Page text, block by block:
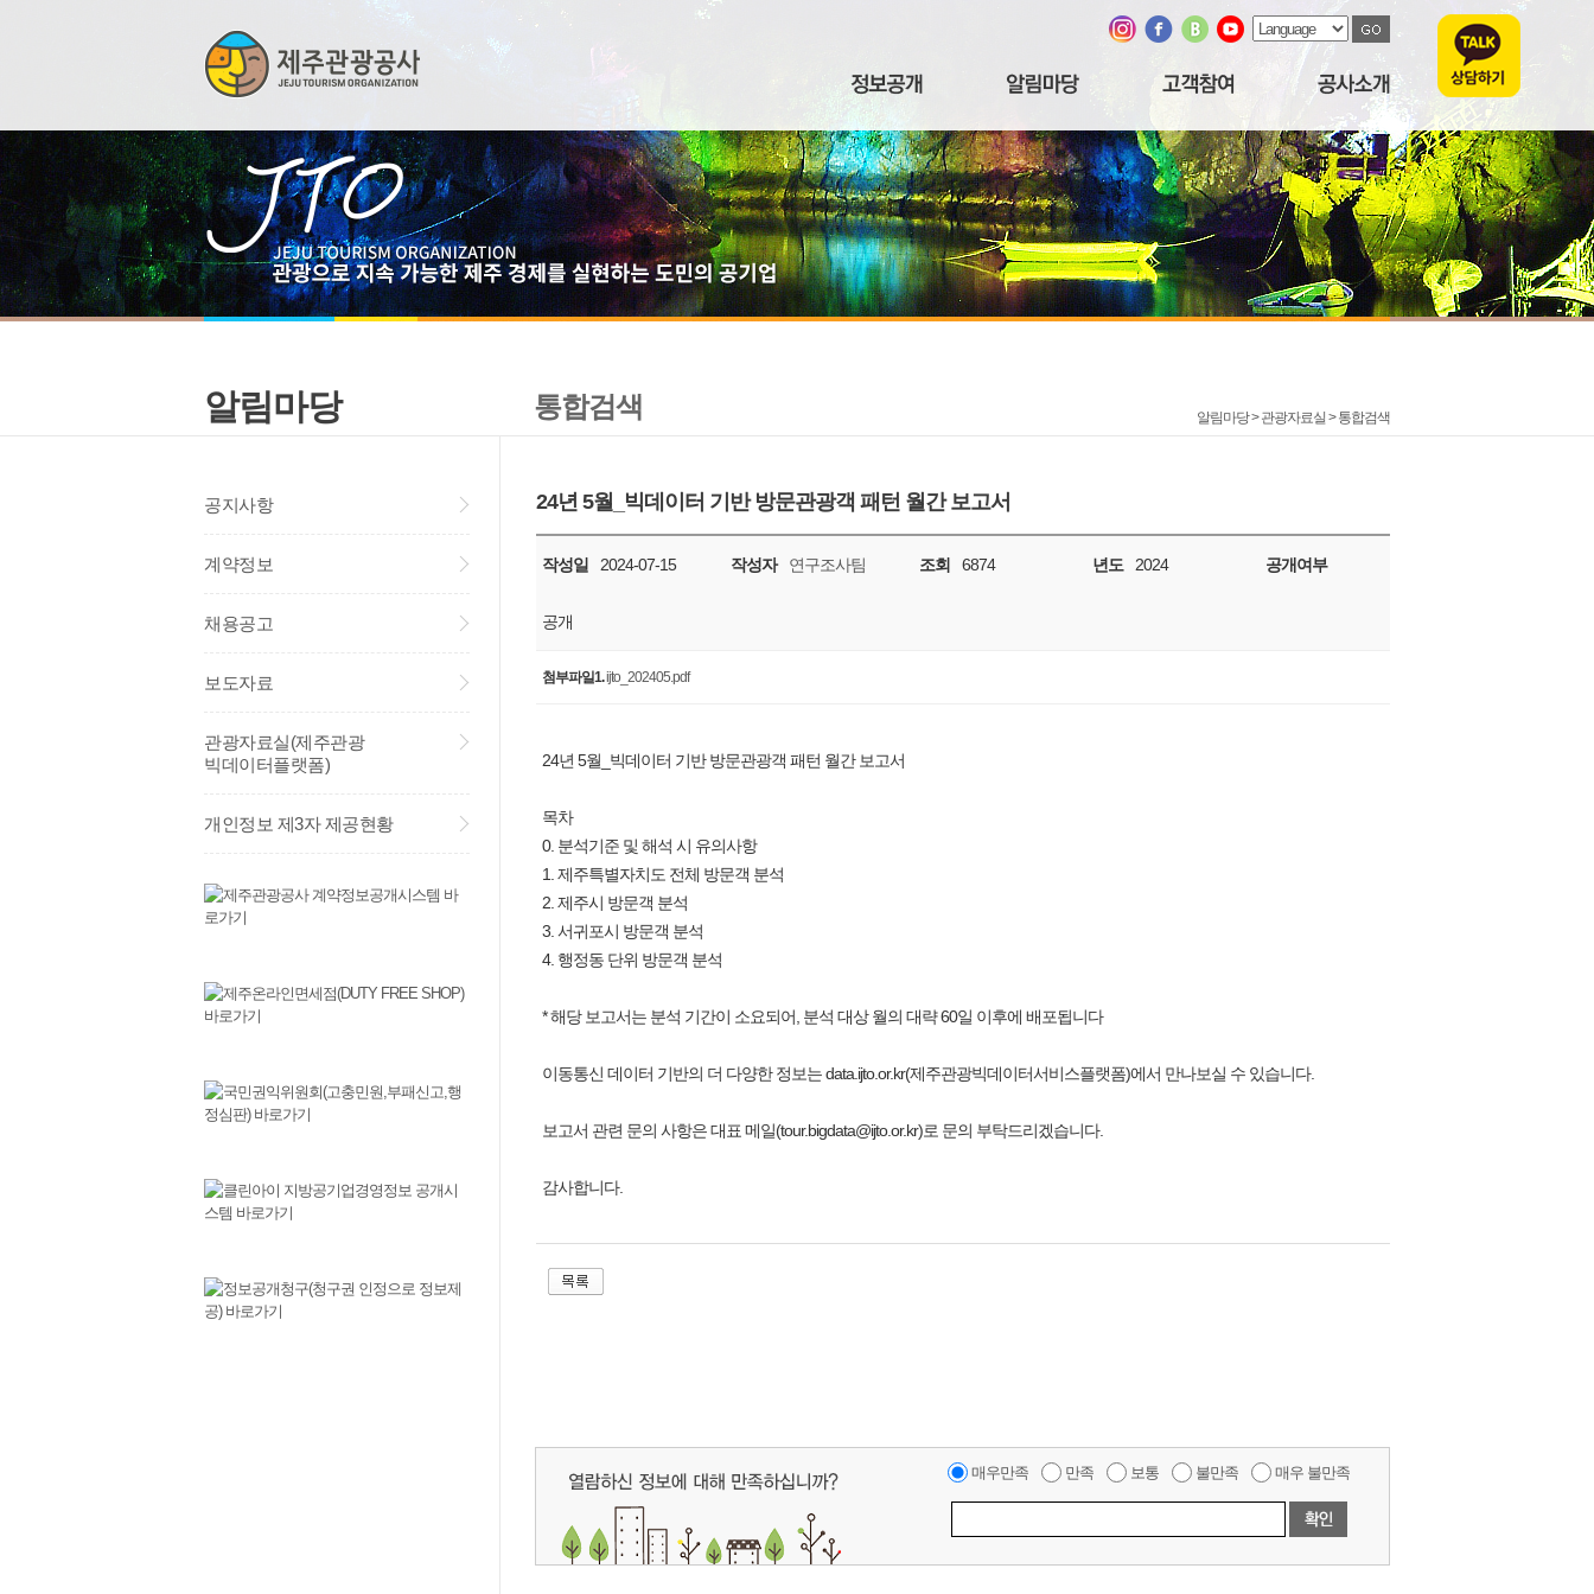
알림마당
공지사항
계약정보
채용공고
보도자료
관광자료실(제주관광
빅데이터플랫폼)
개인정보 제3자 제공현황
알림마당 > 관광자료실 >통합검색
통합검색
24년 5월_빅데이터 기반 방문관광객 패턴 월간 보고서
작성일 2024-07-15 작성자 연구조사팀 조회 6874 년도 2024 공개여부
공개
첨부파일1.ijto_202405.pdf
24년 5월_빅데이터 기반 방문관광객 패턴 월간 보고서
목차
0. 분석기준 및 해석 시 유의사항
1. 제주특별자치도 전체 방문객 분석
2. 제주시 방문객 분석
3. 서귀포시 방문객 분석
4. 행정동 단위 방문객 분석
* 해당 보고서는 분석 기간이 소요되어, 분석 대상 월의 대략 60일 이후에 배포됩니다
이동통신 데이터 기반의 더 다양한 정보는 data.ijto.or.kr(제주관광빅데이터서비스플랫폼)에서 만나보실 수 있습니다.
보고서 관련 문의 사항은 대표 메일(tour.bigdata@ijto.or.kr)로 문의 부탁드리겠습니다.
감사합니다.
매우만족 만족 보통 불만족 매우 불만족